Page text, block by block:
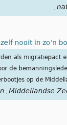
nooit in zo'n
als migratiepact
de
op de
Middellandse